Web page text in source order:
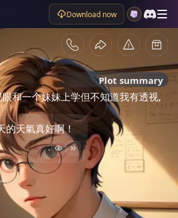
Download now
Plot summary
和一个妹妹上学但不知道我有透视,
的天氣真好啊！